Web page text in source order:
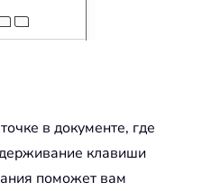
в документе, где
клавиши
поможет вам